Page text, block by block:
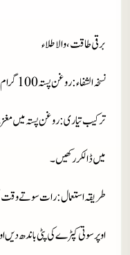
برقی طاقت، والا طلاء
نسخہ الشفاء: روغن پستہ 100 گرام ، مغز جمالگوٹہ 3 گرام۔
ترکیب تیاری: روغن پستہ میں
میں ڈالکر رکھیں۔
طریقہ استعمال: رات سوتے وقت
اوپر سوتی کپڑے کی پٹی باندھ